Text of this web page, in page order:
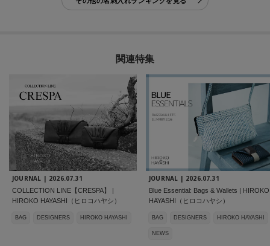
関連特集
JOURNAL | 2026.07.31
COLLECTION LINE【CRESPA】 |
HIROKO HAYASHI（ヒロコハヤシ）
BAG DESIGNERS HIROKO HAYASHI
JOURNAL | 2026.07.31
Blue Essential: Bags & Wallets | HIROKO
HAYASHI（ヒロコハヤシ）
BAG DESIGNERS HIROKO HAYASHI
NEWS